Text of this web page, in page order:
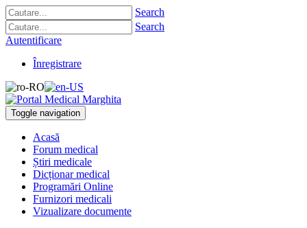
Search
Search
Autentificare
Înregistrare
Toggle navigation
Acasă
Forum medical
Știri medicale
Dicționar medical
Programări Online
Furnizori medicali
Vizualizare documente